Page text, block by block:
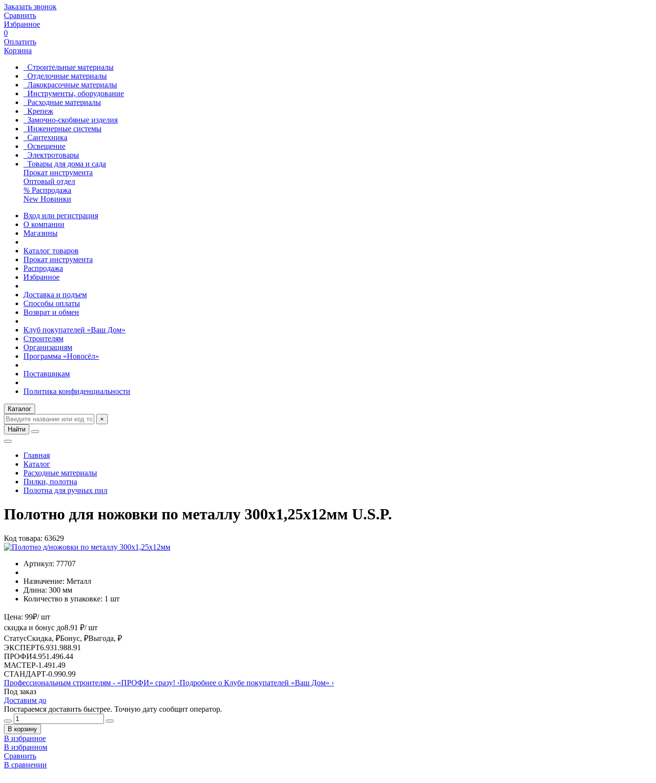
Заказать звонок
Сравнить
Избранное
0
Оплатить
Корзина
Строительные материалы
Отделочные материалы
Лакокрасочные материалы
Инструменты, оборудование
Расходные материалы
Крепеж
Замочно-скобяные изделия
Инженерные системы
Сантехника
Освещение
Электротовары
Товары для дома и сада
Прокат инструмента
Оптовый отдел
% Распродажа
New Новинки
Вход или регистрация
О компании
Магазины
Каталог товаров
Прокат инструмента
Распродажа
Избранное
Доставка и подъем
Способы оплаты
Возврат и обмен
Клуб покупателей «Ваш Дом»
Строителям
Организациям
Программа «Новосёл»
Поставщикам
Политика конфиденциальности
Каталог
×
Найти
Главная
Каталог
Расходные материалы
Пилки, полотна
Полотна для ручных пил
Полотно для ножовки по металлу 300х1,25х12мм U.S.P.
Код товара: 63629
Артикул: 77707
Назначение: Металл
Длина: 300 мм
Количество в упаковке: 1 шт
Цена: 99₽/ шт
скидка и бонус до8.91 ₽/ шт
СтатусСкидка, ₽Бонус, ₽Выгода, ₽
ЭКСПЕРТ6.931.988.91
ПРОФИ4.951.496.44
МАСТЕР-1.491.49
СТАНДАРТ-0.990.99
Профессиональным строителям - «ПРОФИ» сразу! ›Подробнее о Клубе покупателей «Ваш Дом» ›
Под заказ
Доставим до
Постараемся доставить быстрее. Точную дату сообщит оператор.
В корзину
В избранное
В избранном
Сравнить
В сравнении